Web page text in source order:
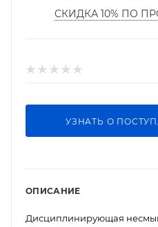
СКИДКА 10% ПО
УЗНАТЬ О
ОПИСАНИЕ
Дисциплинирующая